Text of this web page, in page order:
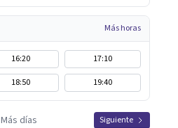
Más horas
16:20
17:10
18:50 19:40
Más días Siguiente